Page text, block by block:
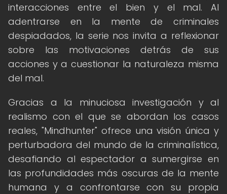
interacciones entre el bien y el mal. Al
adentrarse en la mente de criminales
despiadados, la serie nos invita a reflexionar
sobre las motivaciones detrás de sus
acciones y a cuestionar la naturaleza misma
del mal.
Gracias a la minuciosa investigación y al
realismo con el que se abordan los casos
reales, "Mindhunter" ofrece una visión única y
perturbadora del mundo de la criminalística,
desafiando al espectador a sumergirse en
las profundidades más oscuras de la mente
humana y a confrontarse con su propia